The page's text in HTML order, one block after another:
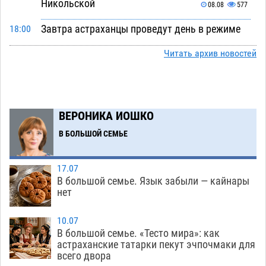
Никольской 08.08 577
18:00
Завтра астраханцы проведут день в режиме
экстремальной температурной нагрузки
07.08 633
16:24
Игорь Редькин проинспектировал
коммунальную готовность астраханского
земельного массива для льготников
07.08 490
15:28
Тяга к сверхскоростям обошлась
астраханской логистической компании в 400
тысяч рублей
07.08
14:44
Астраханские кутилы сменили барные стойки
Читать архив новостей
ВЕРОНИКА ИОШКО
В БОЛЬШОЙ СЕМЬЕ
17.07
В большой семье. Язык забыли — кайнары
нет
10.07
В большой семье. «Тесто мира»: как
астраханские татарки пекут эчпочмаки для
всего двора